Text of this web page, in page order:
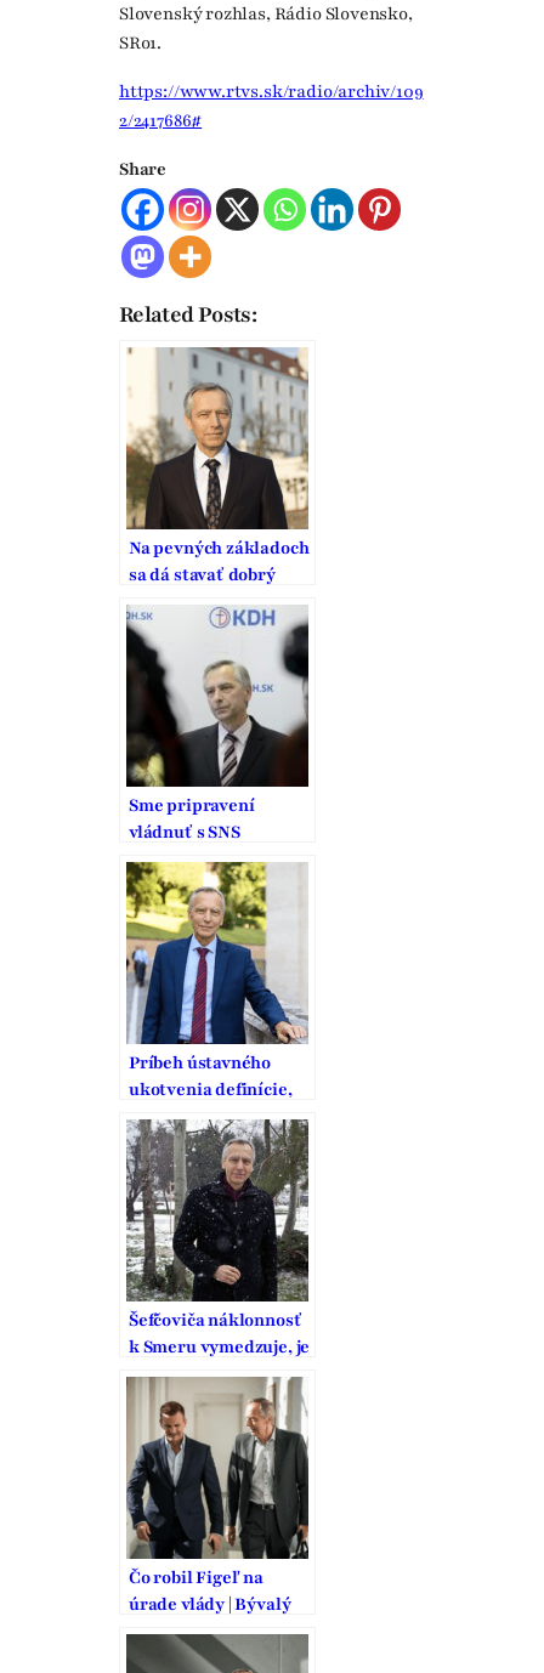
Slovenský rozhlas, Rádio Slovensko,
SRo1.
https://www.rtvs.sk/radio/archiv/109
2/2417686#
Share
Related Posts:
Na pevných základoch
sa dá stavať dobrý
domov
Sme pripravení
vládnuť s SNS
Príbeh ústavného
ukotvenia definície,
ochrany a podpory
manželstva na
Slovensku
Šefčoviča náklonnosť
k Smeru vymedzuje, je
to pritom strana
vodcovského typu
Čo robil Figeľ na
úrade vlády | Bývalý
šéf KDH hovoril
Gedrovi o mierovej